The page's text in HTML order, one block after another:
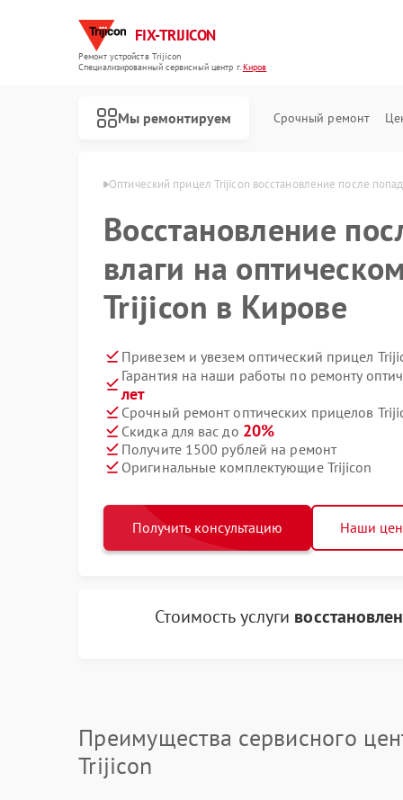
FIX-TRIJICON
Ремонт устройств Trijicon
Специализированный cервисный центр г.Киров
Мы ремонтируем Срочный ремонт
Trijicon в Кирове Оптический прицел Trijicon восстановление после
Восстановление
влаги на
Trijicon в Кирове
Привезем и увезем оптический прицел
Гарантия на наши работы по ремонту
лет
Срочный ремонт оптических прицелов
Скидка для вас до 20%
Получите 1500 рублей на ремонт
Оригинальные комплектующие Trijicon
Получить консультацию Наши
Стоимость услуги
Преимущества сервисного
Trijicon